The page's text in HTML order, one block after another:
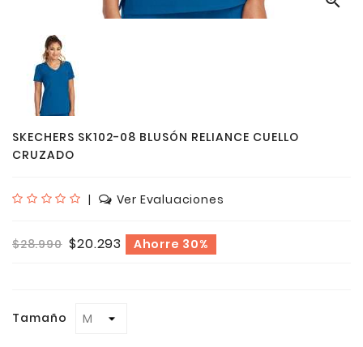
SKECHERS SK102-08 BLUSÓN RELIANCE CUELLO
CRUZADO
| Ver Evaluaciones
$28.990 $20.293 Ahorre 30%
Tamaño